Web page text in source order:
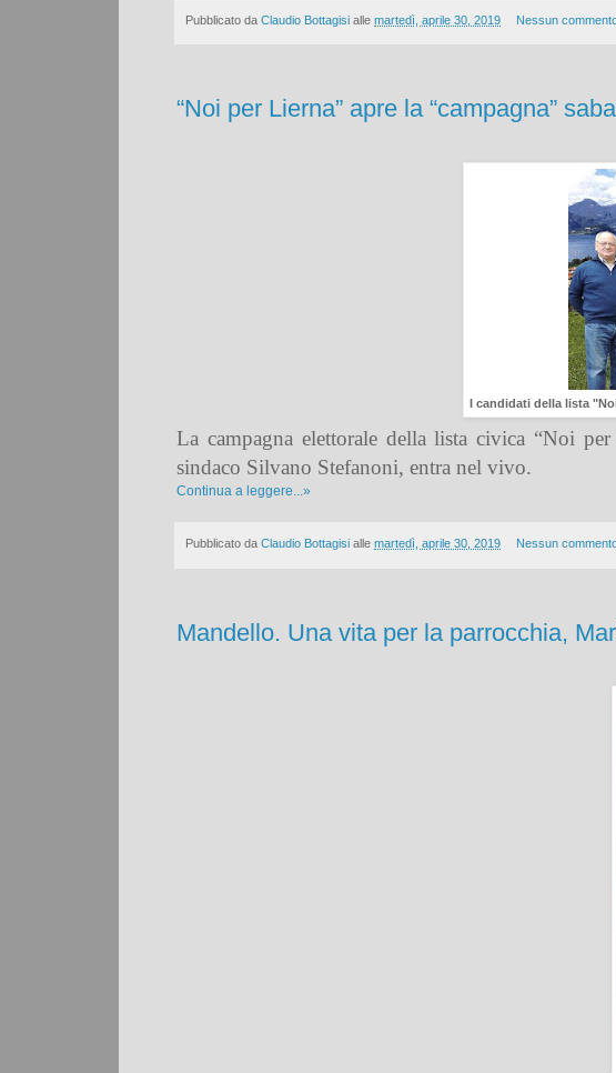
Pubblicato da Claudio Bottagisi alle martedì, aprile 30, 2019 Nessun
“Noi per Lierna” apre la “campagna”
I candidati della lista
La campagna elettorale della lista civica “Noi
sindaco Silvano Stefanoni, entra nel vivo.
Continua a leggere...»
Pubblicato da Claudio Bottagisi alle martedì, aprile 30, 2019 Nessun
Mandello. Una vita per la parrocchia,